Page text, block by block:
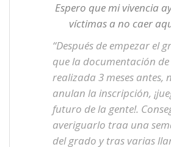
Espero que mi vivencia
víctimas a no caer
“Después de empezar el
que la documentación
realizada 3 meses antes,
anulan la inscripción,
futuro de la gente!.
averiguarlo traa una
del grado y tras varias